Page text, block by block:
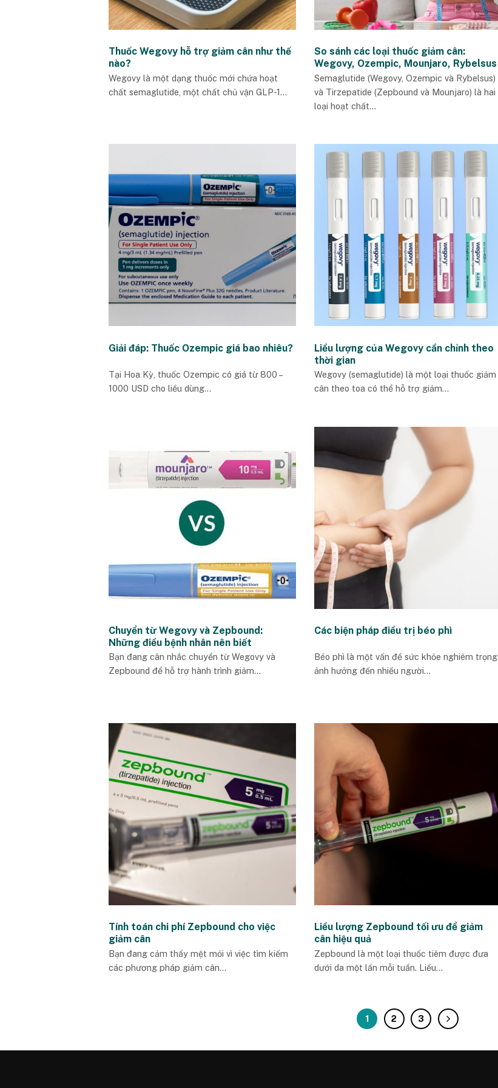
Thuốc Wegovy hỗ trợ giảm cân như thế
nào?
Wegovy là một dạng thuốc mới chứa hoạt
chất semaglutide, một chất chủ vận GLP-1...
So sánh các loại thuốc giảm cân:
Wegovy, Ozempic, Mounjaro, Rybelsus
và Zepbound: Loại nào phù hợp với bạn?
Semaglutide (Wegovy, Ozempic và Rybelsus)
và Tirzepatide (Zepbound và Mounjaro) là hai
loại hoạt chất...
Giải đáp: Thuốc Ozempic giá bao nhiêu?
Tại Hoa Kỳ, thuốc Ozempic có giá từ 800 –
1000 USD cho liều dùng...
Liều lượng của Wegovy cần chỉnh theo
thời gian
Wegovy (semaglutide) là một loại thuốc giảm
cân theo toa có thể hỗ trợ giảm...
Chuyển từ Wegovy và Zepbound:
Những điều bệnh nhân nên biết
Bạn đang cân nhắc chuyển từ Wegovy và
Zepbound để hỗ trợ hành trình giảm...
Các biện pháp điều trị béo phì
Béo phì là một vấn đề sức khỏe nghiêm trọng
ảnh hưởng đến nhiều người...
Tính toán chi phí Zepbound cho việc
giảm cân
Bạn đang cảm thấy mệt mỏi vì việc tìm kiếm
các phương pháp giảm cân...
Liều lượng Zepbound tối ưu để giảm
cân hiệu quả
Zepbound là một loại thuốc tiêm được đưa
dưới da một lần mỗi tuần. Liều...
1 2 3